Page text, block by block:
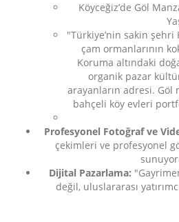
Köyceğiz’de Göl
"Türkiye’nin sakin şehri
çam ormanlarının
Koruma altındaki
organik pazar
arayanların adresi. Göl
bahçeli köy evleri
Profesyonel Fotoğraf ve
çekimleri ve profesyonel
Dijital Pazarlama:
değil, uluslararası